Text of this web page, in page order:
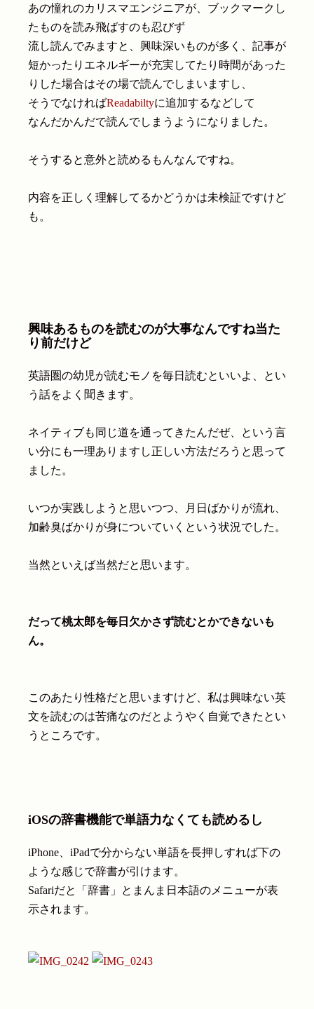
あの憧れのカリスマエンジニアが、ブックマークし
たものを読み飛ばすのも忍びず
流し読んでみますと、興味深いものが多く、記事が
短かったりエネルギーが充実してたり時間があった
りした場合はその場で読んでしまいますし、
そうでなければReadabiltyに追加するなどして
なんだかんだで読んでしまうようになりました。
そうすると意外と読めるもんなんですね。
内容を正しく理解してるかどうかは未検証ですけど
も。
興味あるものを読むのが大事なんですね当た
り前だけど
英語圏の幼児が読むモノを毎日読むといいよ、とい
う話をよく聞きます。
ネイティブも同じ道を通ってきたんだぜ、という言
い分にも一理ありますし正しい方法だろうと思って
ました。
いつか実践しようと思いつつ、月日ばかりが流れ、
加齢臭ばかりが身についていくという状況でした。
当然といえば当然だと思います。
だって桃太郎を毎日欠かさず読むとかできないも
ん。
このあたり性格だと思いますけど、私は興味ない英
文を読むのは苦痛なのだとようやく自覚できたとい
うところです。
iOSの辞書機能で単語力なくても読めるし
iPhone、iPadで分からない単語を長押しすれば下の
ような感じで辞書が引けます。
Safariだと「辞書」とまんま日本語のメニューが表
示されます。